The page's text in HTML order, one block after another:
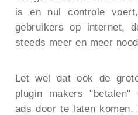
is en nul controle
gebruikers op internet,
steeds meer en meer
Let wel dat ook de
plugin makers "betalen"
ads door te laten